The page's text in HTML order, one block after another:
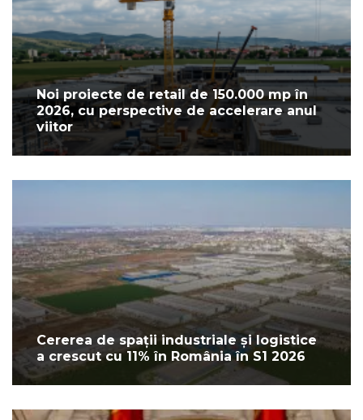
Noi proiecte de retail de 150.000 mp în
2026, cu perspective de accelerare anul
viitor
Cererea de spații industriale și logistice
a crescut cu 11% în România în S1 2026